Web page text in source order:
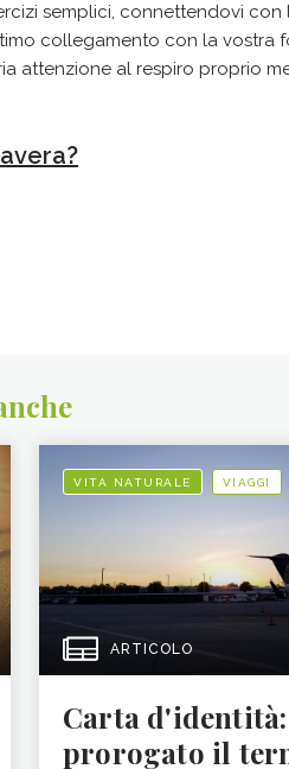
semplici, connettendovi con
collegamento con la vostra
attenzione al respiro proprio
VITA NATURALE VIAGGI
ARTICOLO
Carta d'identità:
prorogato il